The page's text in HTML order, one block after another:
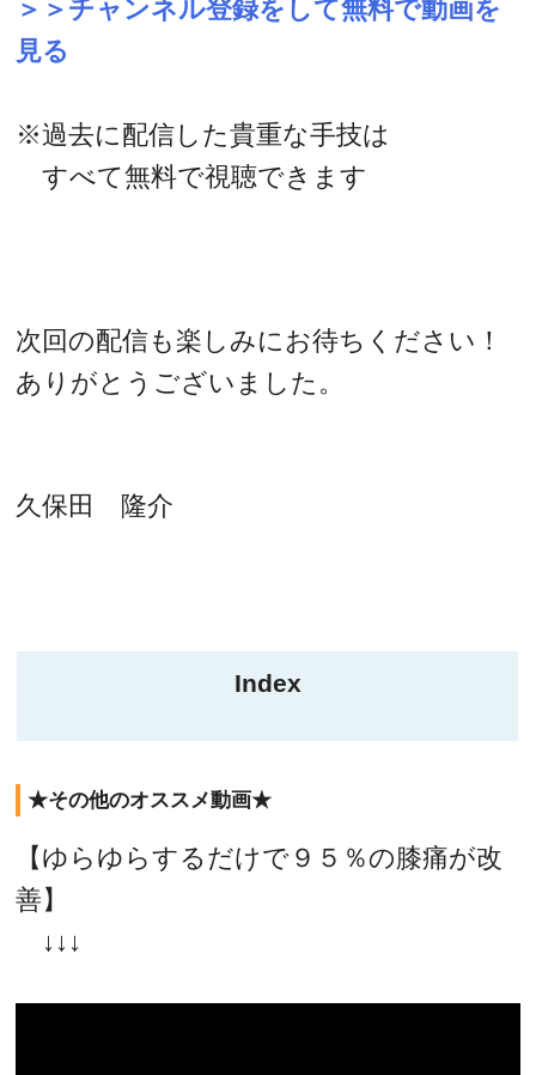
＞＞チャンネル登録をして無料で動画を
見る
※過去に配信した貴重な手技は
すべて無料で視聴できます
次回の配信も楽しみにお待ちください！
ありがとうございました。
久保田 隆介
Index
★その他のオススメ動画★
【ゆらゆらするだけで９５％の膝痛が改
善】
↓↓↓